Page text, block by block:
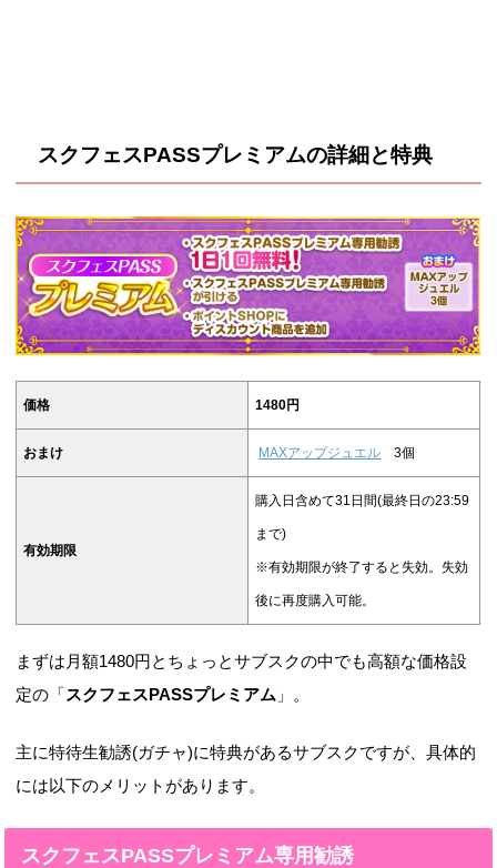
スクフェスPASSプレミアムの詳細と特典
価格 1480円
おまけ MAXアップジュエル 3個
有効期限
購入日含めて31日間(最終日の23:59
まで)
※有効期限が終了すると失効。失効
後に再度購入可能。
まずは月額1480円とちょっとサブスクの中でも高額な価格設
定の「スクフェスPASSプレミアム 」。
主に特待生勧誘(ガチャ)に特典があるサブスクですが、具体的
には以下のメリットがあります。
スクフェスPASSプレミアム専用勧誘